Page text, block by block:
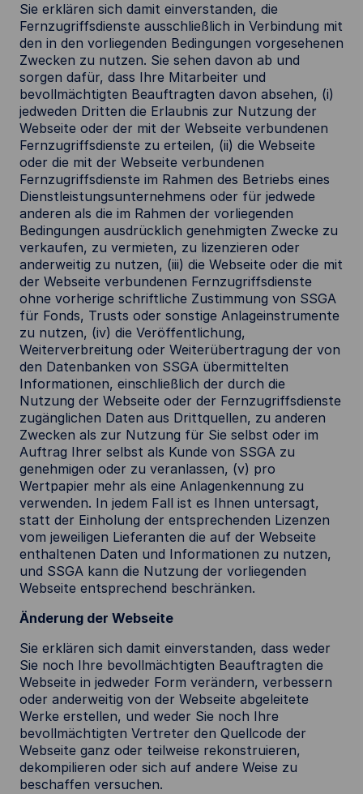
Sie erklären sich damit einverstanden, die
Fernzugriffsdienste ausschließlich in Verbindung mit
den in den vorliegenden Bedingungen vorgesehenen
Zwecken zu nutzen. Sie sehen davon ab und
sorgen dafür, dass Ihre Mitarbeiter und
bevollmächtigten Beauftragten davon absehen, (i)
jedweden Dritten die Erlaubnis zur Nutzung der
Webseite oder der mit der Webseite verbundenen
Fernzugriffsdienste zu erteilen, (ii) die Webseite
oder die mit der Webseite verbundenen
Fernzugriffsdienste im Rahmen des Betriebs eines
Dienstleistungsunternehmens oder für jedwede
anderen als die im Rahmen der vorliegenden
Bedingungen ausdrücklich genehmigten Zwecke zu
verkaufen, zu vermieten, zu lizenzieren oder
anderweitig zu nutzen, (iii) die Webseite oder die mit
der Webseite verbundenen Fernzugriffsdienste
ohne vorherige schriftliche Zustimmung von SSGA
für Fonds, Trusts oder sonstige Anlageinstrumente
zu nutzen, (iv) die Veröffentlichung,
Weiterverbreitung oder Weiterübertragung der von
den Datenbanken von SSGA übermittelten
Informationen, einschließlich der durch die
Nutzung der Webseite oder der Fernzugriffsdienste
zugänglichen Daten aus Drittquellen, zu anderen
Zwecken als zur Nutzung für Sie selbst oder im
Auftrag Ihrer selbst als Kunde von SSGA zu
genehmigen oder zu veranlassen, (v) pro
Wertpapier mehr als eine Anlagenkennung zu
verwenden. In jedem Fall ist es Ihnen untersagt,
statt der Einholung der entsprechenden Lizenzen
vom jeweiligen Lieferanten die auf der Webseite
enthaltenen Daten und Informationen zu nutzen,
und SSGA kann die Nutzung der vorliegenden
Webseite entsprechend beschränken.
Änderung der Webseite
Sie erklären sich damit einverstanden, dass weder
Sie noch Ihre bevollmächtigten Beauftragten die
Webseite in jedweder Form verändern, verbessern
oder anderweitig von der Webseite abgeleitete
Werke erstellen, und weder Sie noch Ihre
bevollmächtigten Vertreter den Quellcode der
Webseite ganz oder teilweise rekonstruieren,
dekompilieren oder sich auf andere Weise zu
beschaffen versuchen.